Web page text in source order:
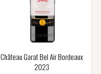
Château Garat Bel Air Bordeaux
2023